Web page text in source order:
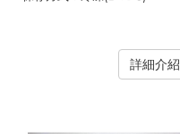
詳細介紹